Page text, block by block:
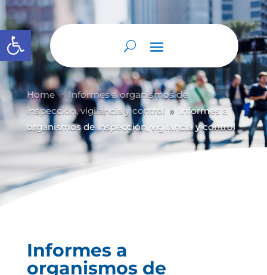
Abrir barra de herramientas
Home 9 Informes a organismos de
inspección, vigilancia y control 9
Informes a
organismos de inspección, vigilancia y control
Informes a
organismos de